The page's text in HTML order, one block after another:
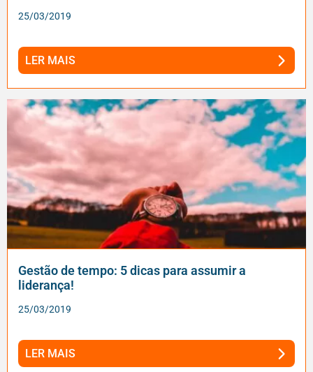
25/03/2019
LER MAIS
Gestão de tempo: 5 dicas para assumir a
liderança!
25/03/2019
LER MAIS